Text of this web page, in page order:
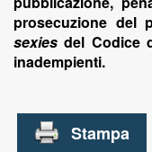
prosecuzione del
sexiesdel Codice
inadempienti.